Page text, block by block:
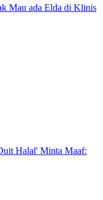
Mau ada Elda di Klinis
Halal' Minta Maaf: